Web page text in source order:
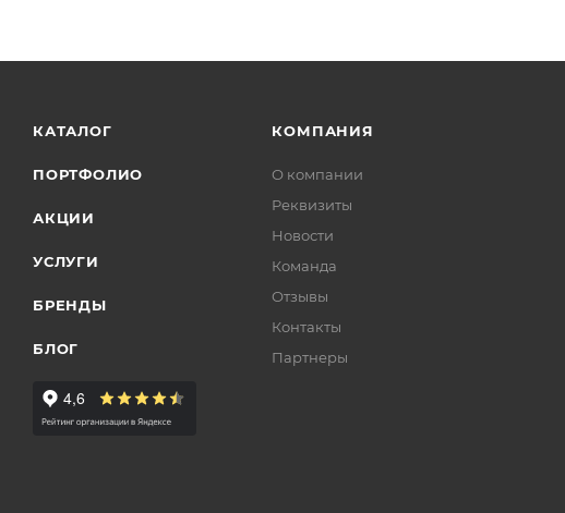
КАТАЛОГ
ПОРТФОЛИО
АКЦИИ
УСЛУГИ
БРЕНДЫ
БЛОГ
КОМПАНИЯ
О компании
Реквизиты
Новости
Команда
Отзывы
Контакты
Партнеры